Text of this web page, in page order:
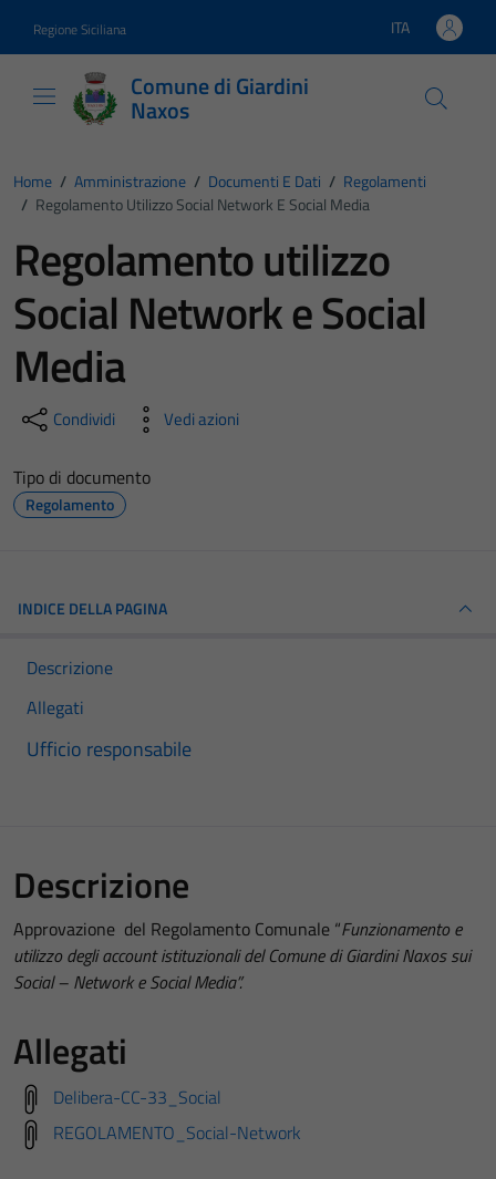
Regione Siciliana Lingua attiva:
ITA
Comune di Giardini
Naxos
Home / Amministrazione / Documenti E Dati / Regolamenti
/ Regolamento Utilizzo Social Network E Social Media
Regolamento utilizzo
Social Network e Social
Media
Condividi Vedi azioni
Tipo di documento
Regolamento
INDICE DELLA PAGINA
Descrizione
Allegati
Ufficio responsabile
Descrizione
Approvazione del Regolamento Comunale “Funzionamento e
utilizzo degli account istituzionali del Comune di Giardini Naxos sui
Social – Network e Social Media”.
Allegati
Delibera-CC-33_Social
REGOLAMENTO_Social-Network